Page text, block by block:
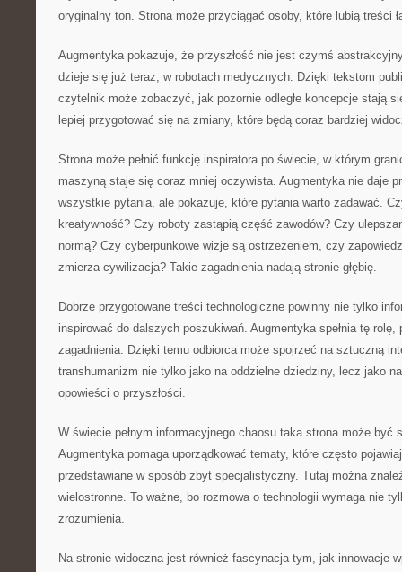
oryginalny ton. Strona może przyciągać osoby, które lubią treści
Augmentyka pokazuje, że przyszłość nie jest czymś
dzieje się już teraz, w robotach medycznych. Dzięki tekstom
czytelnik może zobaczyć, jak pozornie odległe koncepcje stają
lepiej przygotować się na zmiany, które będą coraz bardziej
Strona może pełnić funkcję inspiratora po świecie, w którym
maszyną staje się coraz mniej oczywista. Augmentyka nie daje
wszystkie pytania, ale pokazuje, które pytania warto zadawać.
kreatywność? Czy roboty zastąpią część zawodów? Czy
normą? Czy cyberpunkowe wizje są ostrzeżeniem, czy
zmierza cywilizacja? Takie zagadnienia nadają stronie głębię.
Dobrze przygotowane treści technologiczne powinny nie tylko
inspirować do dalszych poszukiwań. Augmentyka spełnia tę rolę,
zagadnienia. Dzięki temu odbiorca może spojrzeć na sztuczną
transhumanizm nie tylko jako na oddzielne dziedziny, lecz jako
opowieści o przyszłości.
W świecie pełnym informacyjnego chaosu taka strona może być
Augmentyka pomaga uporządkować tematy, które często
przedstawiane w sposób zbyt specjalistyczny. Tutaj można
wielostronne. To ważne, bo rozmowa o technologii wymaga nie
zrozumienia.
Na stronie widoczna jest również fascynacja tym, jak innowacje